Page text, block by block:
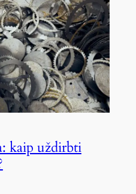
kaip uždirbti